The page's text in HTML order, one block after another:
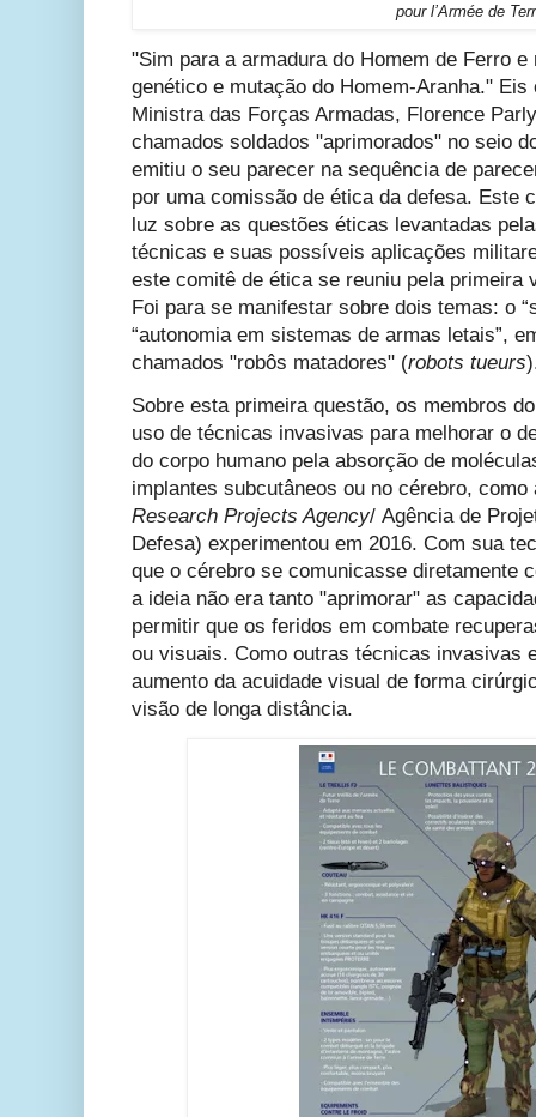
pour l’Armée de
"Sim para a armadura do Homem de Ferro
genético e mutação do Homem-Aranha."
Ministra das Forças Armadas, Florence
chamados soldados "aprimorados" no seio
emitiu o seu parecer na sequência de
por uma comissão de ética da defesa. Este
luz sobre as questões éticas levantadas
técnicas e suas possíveis aplicações
este comitê de ética se reuniu pela primeira
Foi para se manifestar sobre dois temas: o
“autonomia em sistemas de armas letais”,
chamados "robôs matadores" (robots tueurs)
Sobre esta primeira questão, os membros
uso de técnicas invasivas para melhorar o
do corpo humano pela absorção de
implantes subcutâneos ou no cérebro, como
Research Projects Agency/ Agência de
Defesa) experimentou em 2016. Com sua
que o cérebro se comunicasse diretamente
a ideia não era tanto "aprimorar" as
permitir que os feridos em combate
ou visuais. Como outras técnicas invasivas
aumento da acuidade visual de forma
visão de longa distância.